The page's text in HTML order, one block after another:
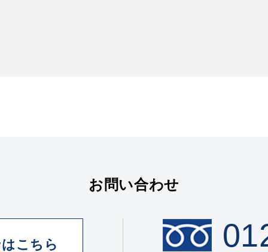
お問い合わせ
こちら